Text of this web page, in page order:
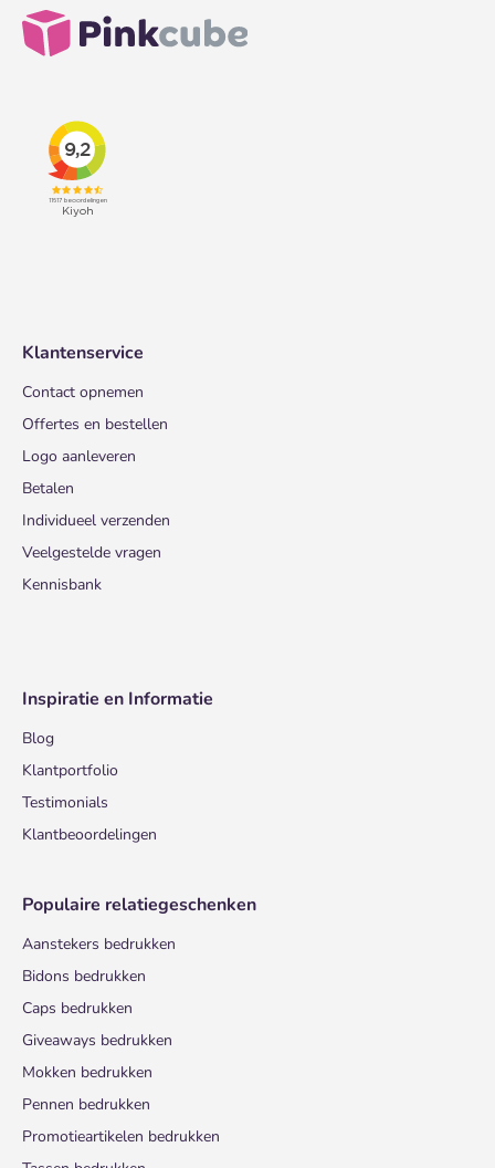
Klantenservice
Contact opnemen
Offertes en bestellen
Logo aanleveren
Betalen
Individueel verzenden
Veelgestelde vragen
Kennisbank
Inspiratie en Informatie
Blog
Klantportfolio
Testimonials
Klantbeoordelingen
Populaire relatiegeschenken
Aanstekers bedrukken
Bidons bedrukken
Caps bedrukken
Giveaways bedrukken
Mokken bedrukken
Pennen bedrukken
Promotieartikelen bedrukken